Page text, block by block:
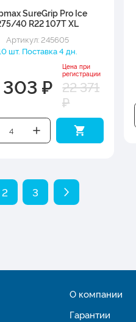
SureGrip Pro Ice
40 R22 107T XL
Артикул: 245605
шт. Поставка 4 дн.
₽
Цена при
регистрации
22 371
₽
2 3
О компании
Гарантии